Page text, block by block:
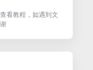
看教程，如遇到文